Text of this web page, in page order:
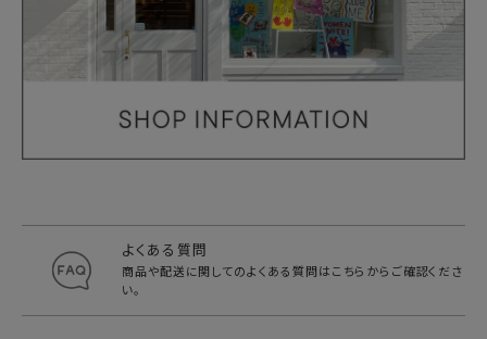
よくある質問
商品や配送に関してのよくある質問はこちらからご確認くださ
い。